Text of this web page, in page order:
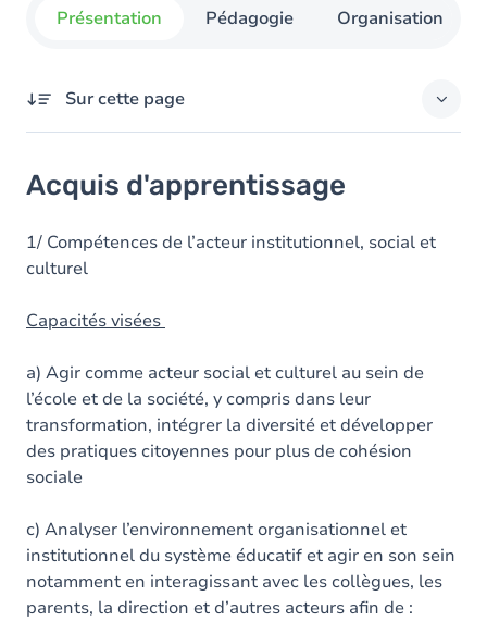
Présentation Pédagogie Organisation
Sur cette page
Objectifs
Contenu
Acquis d'apprentissage
1/ Compétences de l’acteur institutionnel, social et
culturel
Capacités visées
a) Agir comme acteur social et culturel au sein de
l’école et de la société, y compris dans leur
transformation, intégrer la diversité et développer
des pratiques citoyennes pour plus de cohésion
sociale
c) Analyser l’environnement organisationnel et
institutionnel du système éducatif et agir en son sein
notamment en interagissant avec les collègues, les
parents, la direction et d’autres acteurs afin de :